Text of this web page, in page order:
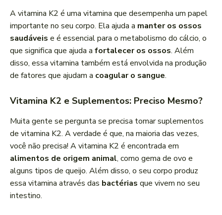
A vitamina K2 é uma vitamina que desempenha um papel
importante no seu corpo. Ela ajuda a manter os ossos
saudáveis e é essencial para o metabolismo do cálcio, o
que significa que ajuda a fortalecer os ossos. Além
disso, essa vitamina também está envolvida na produção
de fatores que ajudam a coagular o sangue.
Vitamina K2 e Suplementos: Preciso Mesmo?
Muita gente se pergunta se precisa tomar suplementos
de vitamina K2. A verdade é que, na maioria das vezes,
você não precisa! A vitamina K2 é encontrada em
alimentos de origem animal, como gema de ovo e
alguns tipos de queijo. Além disso, o seu corpo produz
essa vitamina através das bactérias que vivem no seu
intestino.